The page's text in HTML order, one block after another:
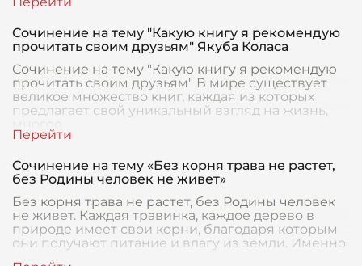
Сочинение на тему "Какую книгу я рекомендую
прочитать своим друзьям" Якуба Коласа
Сочинение на тему "Какую книгу я рекомендую
прочитать своим друзьям" В мире существует
великое множество книг, каждая из которых
предлагает свой уникальный взгляд на жизнь,
Сочинение на тему «Без корня трава не растет,
без Родины человек не живет»
Без корня трава не растет, без Родины человек
не живет. Каждая травинка, каждое дерево в
природе имеет свои корни, благодаря которым
они получают питание и влагу из земли. Именно